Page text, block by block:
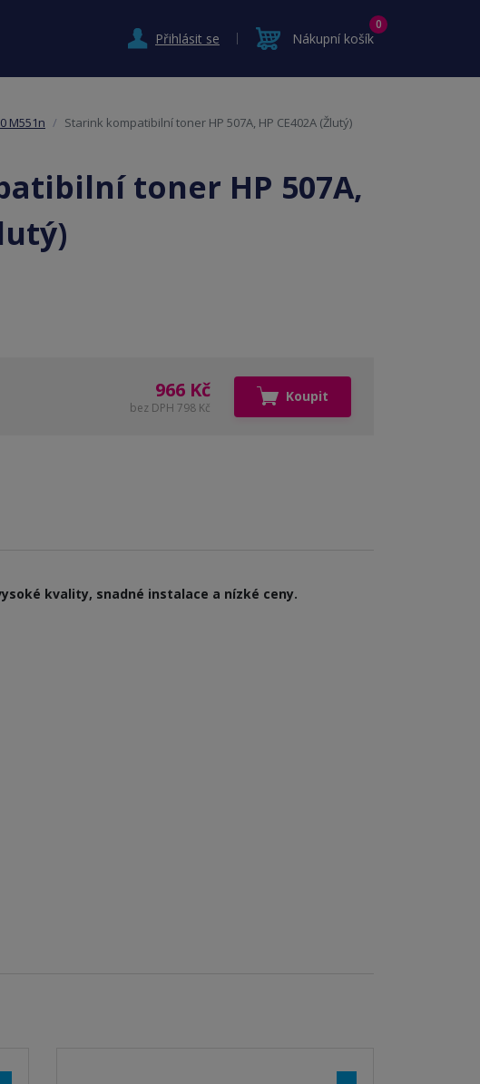
Přihlásit se Nákupní košík
0
M551n Starink kompatibilní toner HP 507A, HP CE402A (Žlutý)
toner HP 507A,
966 Kč
bez DPH 798 Kč
Koupit
kvality, snadné instalace a nízké ceny.